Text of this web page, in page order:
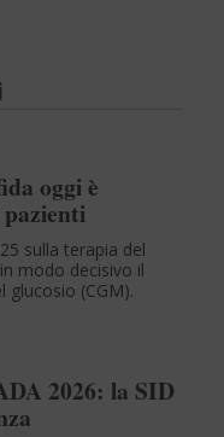
oggi è
sulla terapia del
modo decisivo il
(CGM).
2026: la SID